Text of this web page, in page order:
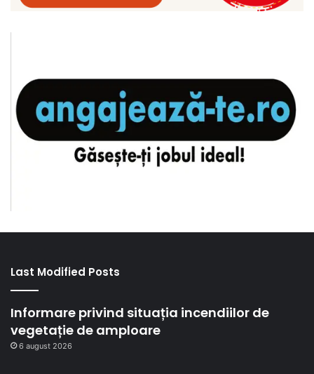
Last Modified Posts
Informare privind situația incendiilor de
vegetație de amploare
6 august 2026